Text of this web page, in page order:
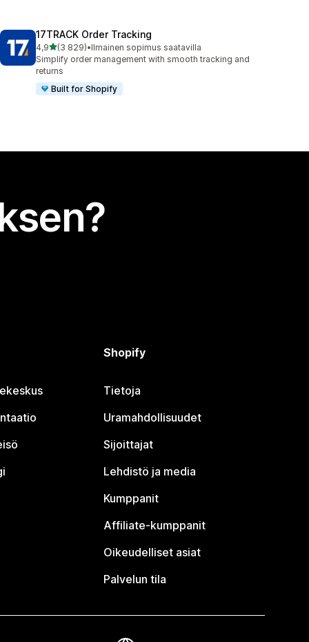
17TRACK Order Tracking
4,9/ 5 tähteä
(3 829)
3829 arvostelua yhteensä
•Ilmainen sopimus saatavilla
Simplify order management with smooth tracking and
returns
Built for Shopify
Shopify
Tietoja
Uramahdollisuudet
Sijoittajat
Lehdistö ja media
Kumppanit
Affiliate-kumppanit
Oikeudelliset asiat
Palvelun tila